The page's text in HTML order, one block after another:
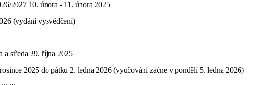
2027 10. února - 11. února 2025
(vydání vysvědčení)
a středa 29. října 2025
2025 do pátku 2. ledna 2026 (vyučování začne v pondělí 5. ledna 2026)